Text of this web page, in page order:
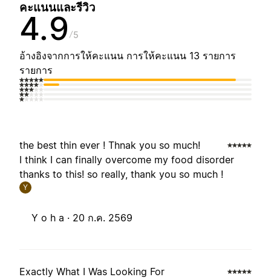
คะแนนและรีวิว
4.9 5
อ้างอิงจากการให้คะแนน การให้คะแนน 13 รายการ
รายการ
the best thin ever ! Thnak you so much!
I think I can finally overcome my food disorder
thanks to this! so really, thank you so much !
Y
Y o h a · 20 ก.ค. 2569
Exactly What I Was Looking For